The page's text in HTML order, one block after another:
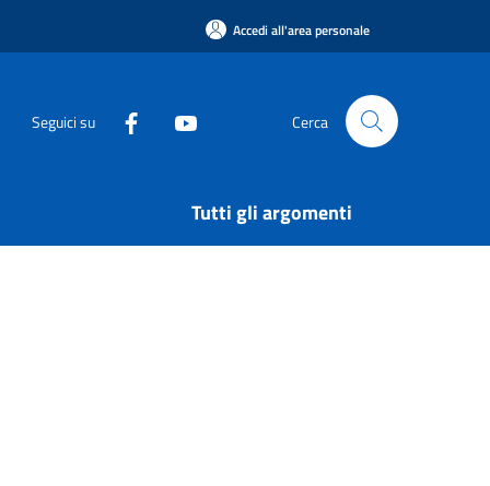
Accedi all'area personale
Seguici su Cerca
Tutti gli argomenti